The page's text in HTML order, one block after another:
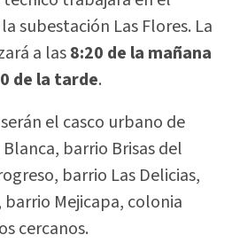
subestación Las Flores. La
a las8:20 de la mañana
de la tarde.
el casco urbano de
barrio Brisas del
barrio Las Delicias,
barrio Mejicapa, colonia
cercanos.